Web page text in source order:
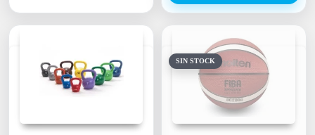
SIN STOCK